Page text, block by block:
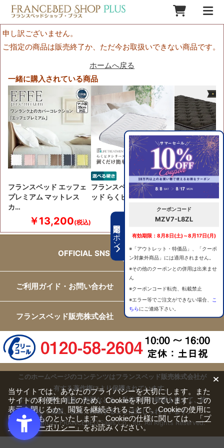
期間限定クーポン
クーポンコード
MZV7-L8ZL
有効期限：8月8日(土)～8月17日(月)
※「アウトレット・特価品」、「クーポ
ン対象外商品」には適用されません。
※その他のクーポンとの併用は出来ませ
ん
※クーポンコード転売、転載禁止
※エラー等でご注文ができない場合、
こ
ちらにご連絡下さい。
申し訳ございません。
ご指定の商品は販売終了か、ただ今お取扱いできない商品です。
ホームへ戻る
一緒に購入されている商品
フランスベッド エッフェ
プレミアム マットレス
カ…
￥13,200
フランスベッド ベッドパ
ッド らくピタLTフィッ…
￥41,800
LTレガシー エ
ート 日本製高
￥
OFFICIAL SNS
ご利用ガイド・お問い合わせ
フランスベッド販売株式会社
このホームページのコンテンツはフランスベッド販売株式会社が
有する著作権により保護されています。
すべての文章、画像、動画などを、私的利用の範囲を超えて、許
可なく複製、改変、転載することは禁じられています。
Copyright(c) FRANCEBED Sales Co., ltd. All Rights Reserved.
当サイトでは、あなたのプライバシーを大切にします。また
サイトの利便性向上のため、Cookieを利用しています。この
表示を閉じるか、閲覧を継続されることで、Cookieの使用に
同意するものといたします。Cookieの仕様に関しては、
「プ
ライバシーポリシー」をお読みください。